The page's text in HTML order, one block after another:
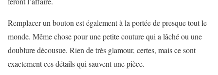
Remplacer un bouton est également à la portée de presque tout le
monde. Même chose pour une petite couture qui a lâché ou une
doublure décousue. Rien de très glamour, certes, mais ce sont
exactement ces détails qui sauvent une pièce.